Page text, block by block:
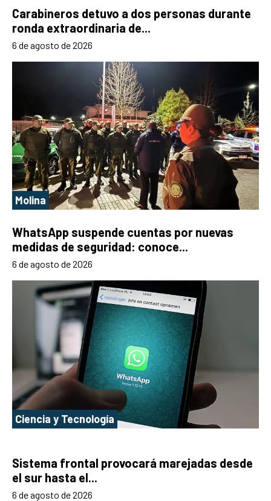
Carabineros detuvo a dos personas durante
ronda extraordinaria de...
6 de agosto de 2026
Molina
WhatsApp suspende cuentas por nuevas
medidas de seguridad: conoce...
6 de agosto de 2026
Ciencia y Tecnología
Sistema frontal provocará marejadas desde
el sur hasta el...
6 de agosto de 2026